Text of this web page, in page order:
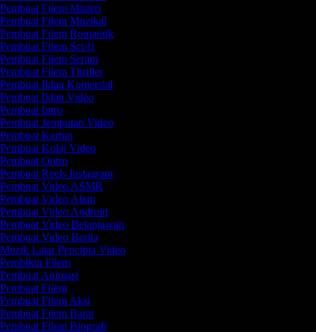
Filem Misteri
Filem Muzikal
Filem Romantik
Filem Sci-fi
Filem Seram
Filem Thriller
Iklan Komersial
Iklan Video
Intro
Jemputan Video
Kartun
Kolaj Video
Outro
Reels Instagram
Video ASMR
Video Alam
Video Android
Video Belanjawan
Video Berita
Latar Pencipta Video
Filem
Animasi
Filem
Filem Aksi
Filem Barat
Filem Biografi